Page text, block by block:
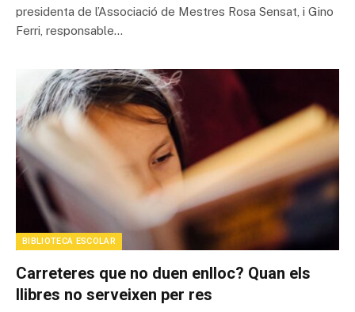
presidenta de l’Associació de Mestres Rosa Sensat, i Gino
Ferri, responsable…
BIBLIOTECA ESCOLAR
Carreteres que no duen enlloc? Quan els
llibres no serveixen per res